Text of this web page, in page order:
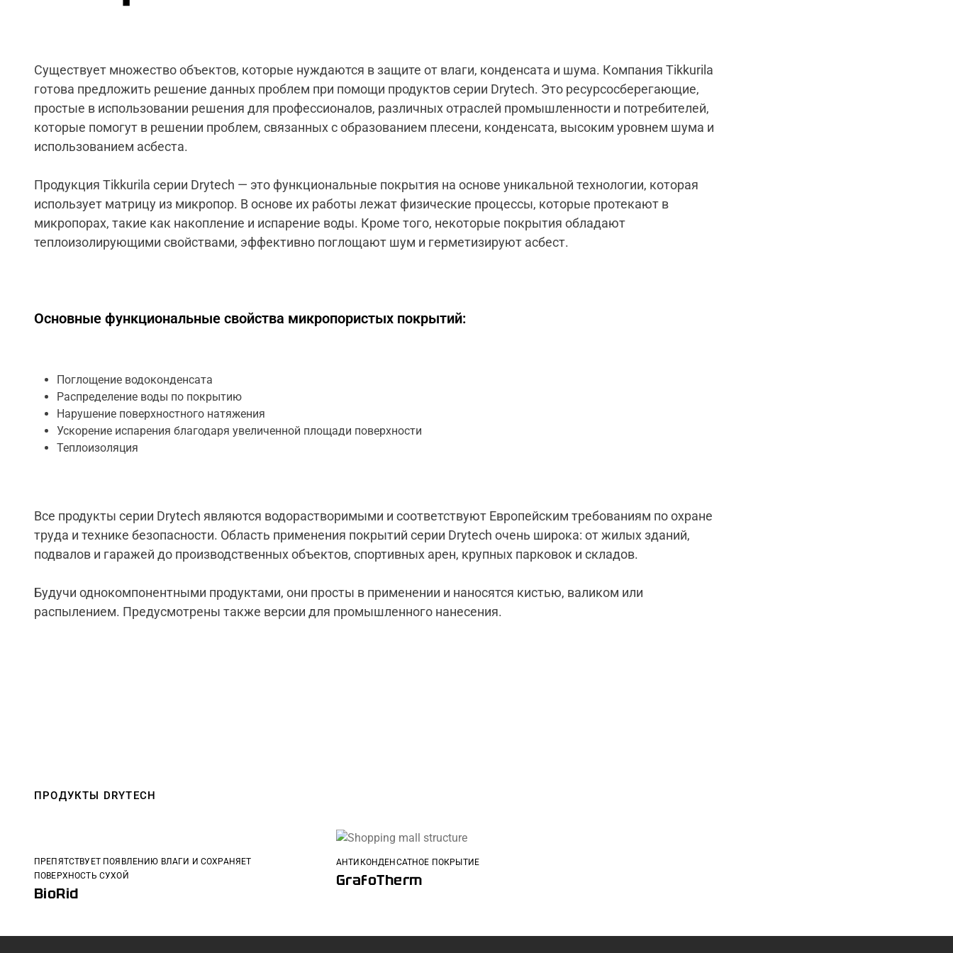
Существует множество объектов, которые нуждаются в защите от влаги, конденсата и шума. Компания Tikkurila
готова предложить решение данных проблем при помощи продуктов серии Drytech. Это ресурсосберегающие,
простые в использовании решения для профессионалов, различных отраслей промышленности и потребителей,
которые помогут в решении проблем, связанных с образованием плесени, конденсата, высоким уровнем шума и
использованием асбеста.
Продукция Tikkurila серии Drytech — это функциональные покрытия на основе уникальной технологии, которая
использует матрицу из микропор. В основе их работы лежат физические процессы, которые протекают в
микропорах, такие как накопление и испарение воды. Кроме того, некоторые покрытия обладают
теплоизолирующими свойствами, эффективно поглощают шум и герметизируют асбест.
Основные функциональные свойства микропористых покрытий:
Поглощение водоконденсата
Распределение воды по покрытию
Нарушение поверхностного натяжения
Ускорение испарения благодаря увеличенной площади поверхности
Теплоизоляция
Все продукты серии Drytech являются водорастворимыми и соответствуют Европейским требованиям по охране
труда и технике безопасности. Область применения покрытий серии Drytech очень широка: от жилых зданий,
подвалов и гаражей до производственных объектов, спортивных арен, крупных парковок и складов.
Будучи однокомпонентными продуктами, они просты в применении и наносятся кистью, валиком или
распылением. Предусмотрены также версии для промышленного нанесения.
ПРОДУКТЫ DRYTECH
ПРЕПЯТСТВУЕТ ПОЯВЛЕНИЮ ВЛАГИ И СОХРАНЯЕТ
ПОВЕРХНОСТЬ СУХОЙ
BioRid
АНТИКОНДЕНСАТНОЕ ПОКРЫТИЕ
GrafoTherm